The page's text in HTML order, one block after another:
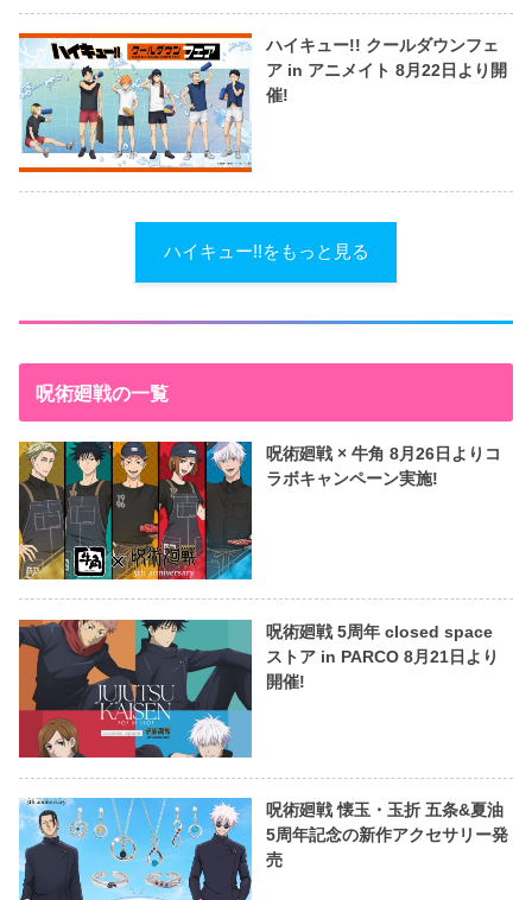
ハイキュー!! クールダウンフェ
ア in アニメイト 8月22日より開
催!
ハイキュー!!をもっと見る
呪術廻戦の一覧
呪術廻戦 × 牛角 8月26日よりコ
ラボキャンペーン実施!
呪術廻戦 5周年 closed space
ストア in PARCO 8月21日より
開催!
呪術廻戦 懐玉・玉折 五条&夏油
5周年記念の新作アクセサリー発
売